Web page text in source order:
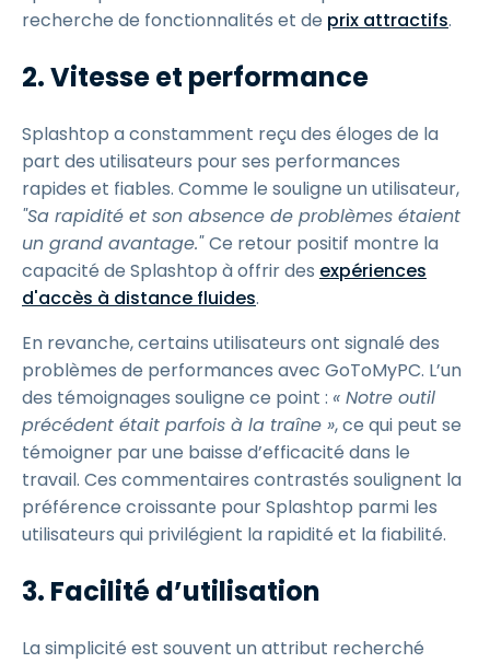
recherche de fonctionnalités et de prix attractifs.
2. Vitesse et performance
Splashtop a constamment reçu des éloges de la
part des utilisateurs pour ses performances
rapides et fiables. Comme le souligne un utilisateur,
"Sa rapidité et son absence de problèmes étaient
un grand avantage."Ce retour positif montre la
capacité de Splashtop à offrir des expériences
d'accès à distance fluides.
En revanche, certains utilisateurs ont signalé des
problèmes de performances avec GoToMyPC. L’un
des témoignages souligne ce point : « Notre outil
précédent était parfois à la traîne », ce qui peut se
témoigner par une baisse d’efficacité dans le
travail. Ces commentaires contrastés soulignent la
préférence croissante pour Splashtop parmi les
utilisateurs qui privilégient la rapidité et la fiabilité.
3. Facilité d’utilisation
La simplicité est souvent un attribut recherché